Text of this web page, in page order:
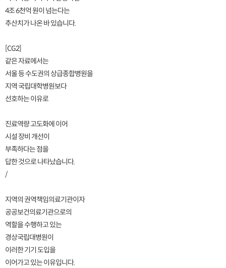
4조 6천억 원이 넘는다는
추산치가 나온 바 있습니다.
[CG2]
같은 자료에서는
서울 등 수도권의 상급종합병원을
지역 국립대학병원보다
선호하는 이유로
진료역량 고도화에 이어
시설 장비 개선이
부족하다는 점을
답한 것으로 나타났습니다.
/
지역의 권역책임의료기관이자
공공보건의료기관으로의
역할을 수행하고 있는
경상국립대병원이
이러한 기기 도입을
이어가고 있는 이유입니다.